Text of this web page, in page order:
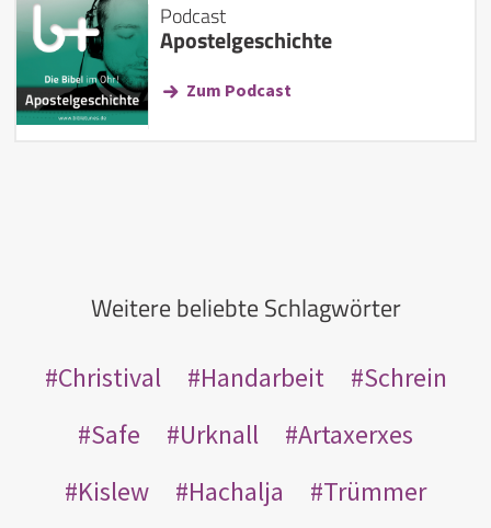
Podcast
Apostelgeschichte
Zum Podcast
Weitere beliebte Schlagwörter
Christival Handarbeit
Schrein
Safe
Urknall
Artaxerxes
Kislew
Hachalja
Trümmer